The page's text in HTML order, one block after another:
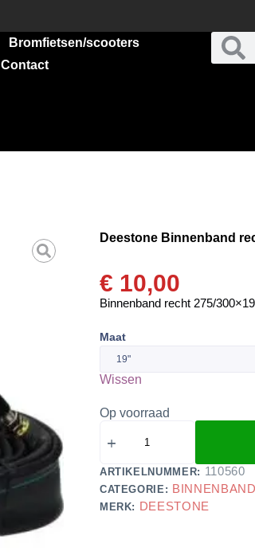
Bromfietsen/scooters
Contact
Deestone Binnenband
€ 10,00
Binnenband recht 275/
Maat
Wissen
Op voorraad
ARTIKELNUMMER: 110560
CATEGORIE: BINNENBAND
MERK: DEESTONE